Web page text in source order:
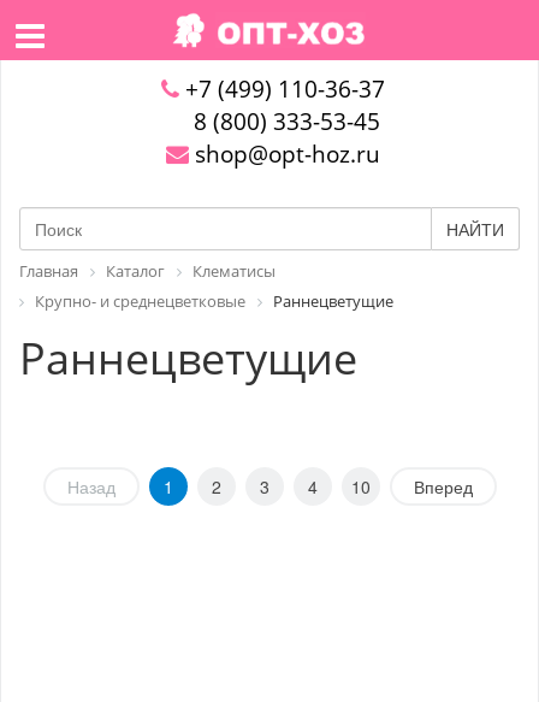
+7 (499) 110-36-37
8 (800) 333-53-45
shop@opt-hoz.ru
НАЙТИ
Главная Каталог
Клематисы
Крупно- и среднецветковые
Раннецветущие
Раннецветущие
Назад 1 2 3 4 10 Вперед